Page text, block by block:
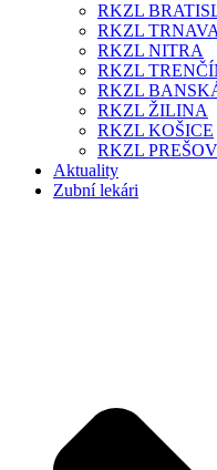
RKZL
RKZL TRNAVA
RKZL NITRA
RKZL
RKZL
RKZL ŽILINA
RKZL KOŠICE
RKZL PREŠOV
Aktuality
Zubní lekári